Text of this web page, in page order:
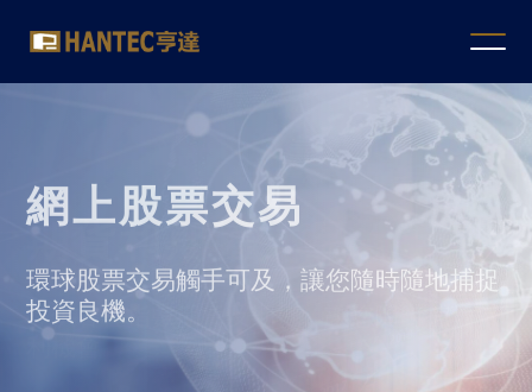
Hantec
Brokerage
網上股票交易
環球股票交易觸手可及，讓您隨時隨地捕捉
投資良機。